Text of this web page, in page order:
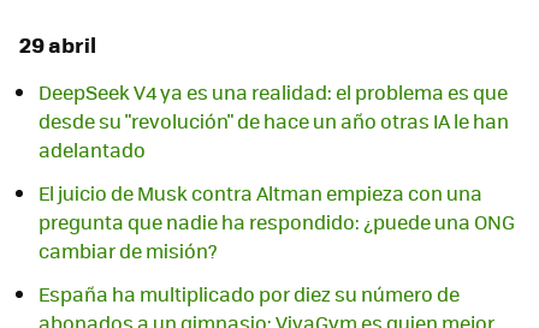
29 abril
DeepSeek V4 ya es una realidad: el problema es que
desde su "revolución" de hace un año otras IA le han
adelantado
El juicio de Musk contra Altman empieza con una
pregunta que nadie ha respondido: ¿puede una ONG
cambiar de misión?
España ha multiplicado por diez su número de
abonados a un gimnasio: VivaGym es quien mejor